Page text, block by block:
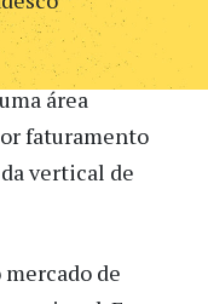
área
faturamento
vertical de
de